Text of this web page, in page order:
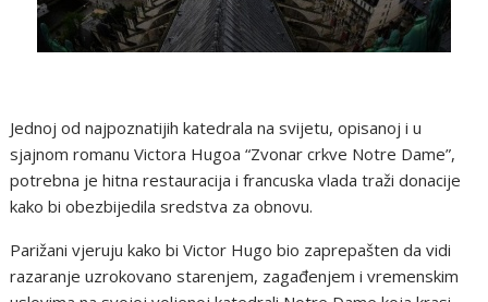
Jednoj od najpoznatijih katedrala na svijetu, opisanoj i u
sjajnom romanu Victora Hugoa “Zvonar crkve Notre Dame”,
potrebna je hitna restauracija i francuska vlada traži donacije
kako bi obezbijedila sredstva za obnovu.
Parižani vjeruju kako bi Victor Hugo bio zaprepašten da vidi
razaranje uzrokovano starenjem, zagađenjem i vremenskim